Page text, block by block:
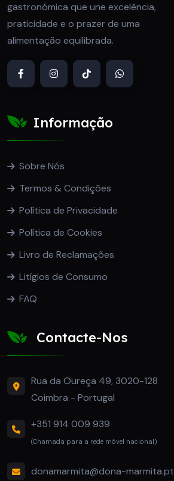
gastronómica que une excelência,
praticidade e o prazer de uma
alimentação equilibrada.
Informação
Sobre Nós
Termos & Condições
Política de Privacidade
Política de Cookies
Livro de Reclamações
Litígios de Consumo
FAQ
Contacte-Nos
Rua da Oureça 49, 3020-128
Coimbra - Portugal
+351 914 009 939
(Chamada para a rede móvel nacional)
donamarmita@dona-marmita.pt